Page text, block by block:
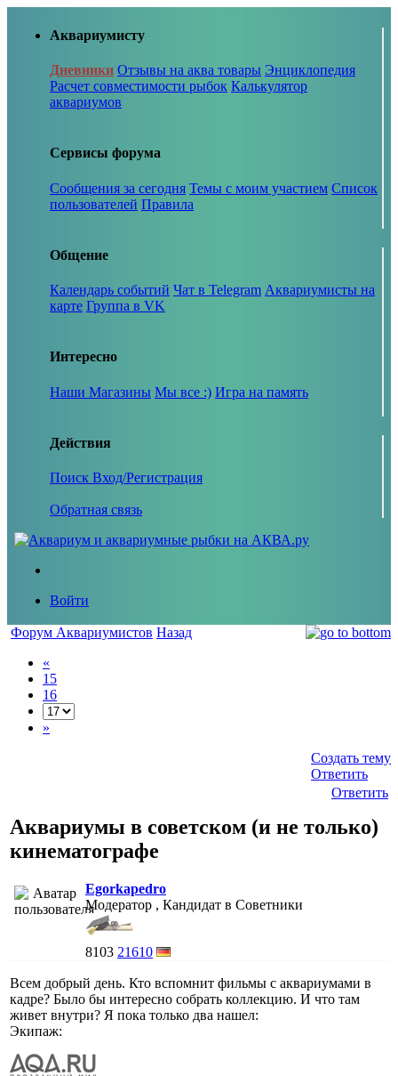
Аквариумисту
Дневники Отзывы на аква товары Энциклопедия
Расчет совместимости рыбок Калькулятор
аквариумов
Сервисы форума
Сообщения за сегодня Темы с моим участием Список
пользователей Правила
Общение
Календарь событий Чат в Telegram Аквариумисты на
карте Группа в VK
Интересно
Наши Магазины Мы все :) Игра на память
Действия
Поиск Вход/Регистрация
Обратная связь
Войти
Форум Аквариумистов Назад
«
15
16
»
Создать тему
Ответить
Ответить
Аквариумы в советском (и не только)
кинематографе
Egorkapedro
Модератор , Кандидат в Советники
8103 21610
Всем добрый день. Кто вспомнит фильмы с аквариумами в
кадре? Было бы интересно собрать коллекцию. И что там
живет внутри? Я пока только два нашел:
Экипаж: